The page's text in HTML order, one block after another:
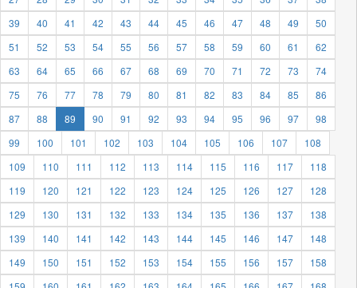
39
40 41 42 43 44 45 46 47 48 49
50
51
52 53 54 55 56 57 58 59 60 61
62
63
64 65 66 67 68 69 70 71 72 73
74
75
76 77 78 79 80 81 82 83 84 85
86
87
88 89 90 91 92 93 94 95 96 97
98
99
100 101 102 103 104 105 106 107
108
109
110 111 112 113 114 115 116 117
118
119
120 121 122 123 124 125 126 127
128
129
130 131 132 133 134 135 136 137
138
139
140 141 142 143 144 145 146 147
148
149
150 151 152 153 154 155 156 157
158